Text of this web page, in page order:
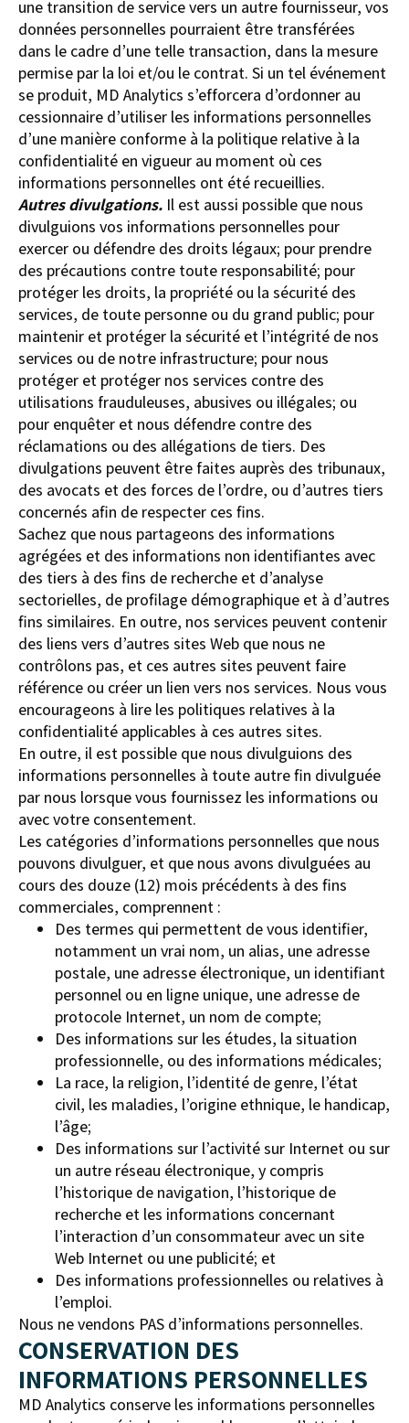
une transition de service vers un autre fournisseur, vos
données personnelles pourraient être transférées
dans le cadre d’une telle transaction, dans la mesure
permise par la loi et/ou le contrat. Si un tel événement
se produit, MD Analytics s’efforcera d’ordonner au
cessionnaire d’utiliser les informations personnelles
d’une manière conforme à la politique relative à la
confidentialité en vigueur au moment où ces
informations personnelles ont été recueillies.
Autres divulgations. Il est aussi possible que nous
divulguions vos informations personnelles pour
exercer ou défendre des droits légaux; pour prendre
des précautions contre toute responsabilité; pour
protéger les droits, la propriété ou la sécurité des
services, de toute personne ou du grand public; pour
maintenir et protéger la sécurité et l’intégrité de nos
services ou de notre infrastructure; pour nous
protéger et protéger nos services contre des
utilisations frauduleuses, abusives ou illégales; ou
pour enquêter et nous défendre contre des
réclamations ou des allégations de tiers. Des
divulgations peuvent être faites auprès des tribunaux,
des avocats et des forces de l’ordre, ou d’autres tiers
concernés afin de respecter ces fins.
Sachez que nous partageons des informations
agrégées et des informations non identifiantes avec
des tiers à des fins de recherche et d’analyse
sectorielles, de profilage démographique et à d’autres
fins similaires. En outre, nos services peuvent contenir
des liens vers d’autres sites Web que nous ne
contrôlons pas, et ces autres sites peuvent faire
référence ou créer un lien vers nos services. Nous vous
encourageons à lire les politiques relatives à la
confidentialité applicables à ces autres sites.
En outre, il est possible que nous divulguions des
informations personnelles à toute autre fin divulguée
par nous lorsque vous fournissez les informations ou
avec votre consentement.
Les catégories d’informations personnelles que nous
pouvons divulguer, et que nous avons divulguées au
cours des douze (12) mois précédents à des fins
commerciales, comprennent :
Des termes qui permettent de vous identifier,
notamment un vrai nom, un alias, une adresse
postale, une adresse électronique, un identifiant
personnel ou en ligne unique, une adresse de
protocole Internet, un nom de compte;
Des informations sur les études, la situation
professionnelle, ou des informations médicales;
La race, la religion, l’identité de genre, l’état
civil, les maladies, l’origine ethnique, le handicap,
l’âge;
Des informations sur l’activité sur Internet ou sur
un autre réseau électronique, y compris
l’historique de navigation, l’historique de
recherche et les informations concernant
l’interaction d’un consommateur avec un site
Web Internet ou une publicité; et
Des informations professionnelles ou relatives à
l’emploi.
Nous ne vendons PAS d’informations personnelles.
CONSERVATION DES
INFORMATIONS PERSONNELLES
MD Analytics conserve les informations personnelles